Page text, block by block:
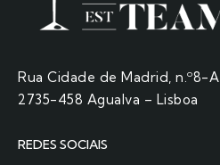
Rua Cidade de Madrid, n.º8-A
2735-458 Agualva – Lisboa
REDES SOCIAIS